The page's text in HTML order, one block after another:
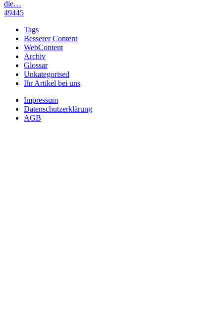
die…
49445
Tags
Besserer Content
WebContent
Archiv
Glossar
Unkategorised
Ihr Artikel bei uns
Impressum
Datenschutzerklärung
AGB